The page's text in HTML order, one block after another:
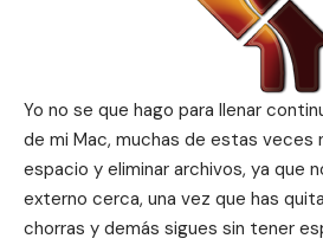
Yo no se que hago para llenar
de mi Mac, muchas de estas veces
espacio y eliminar archivos, ya que
externo cerca, una vez que has
chorras y demás sigues sin tener